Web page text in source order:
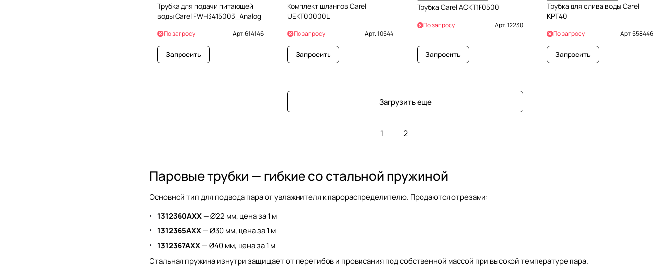
Трубка для подачи питающей
воды Carel FWH3415003_Analog
По запросу Арт.614146
Запросить
Комплект шлангов Carel
UEKT00000L
По запросу Арт.10544
Запросить
Трубка Carel ACKT1F0500
По запросу Арт.12230
Запросить
Трубка для слива воды Carel
KPT40
По запросу Арт.558446
Запросить
Загрузить еще
1 2
Паровые трубки — гибкие со стальной пружиной
Основной тип для подвода пара от увлажнителя к парораспределителю. Продаются отрезами:
1312360AXX— Ø22 мм, цена за 1 м
1312365AXX— Ø30 мм, цена за 1 м
1312367AXX— Ø40 мм, цена за 1 м
Стальная пружина изнутри защищает от перегибов и провисания под собственной массой при высокой температуре пара.